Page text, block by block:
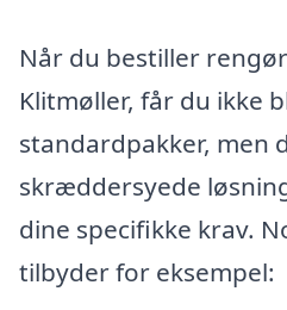
Når du bestiller
Klitmøller, får du ikke
standardpakker, men
skræddersyede
dine specifikke krav.
tilbyder for eksempel: